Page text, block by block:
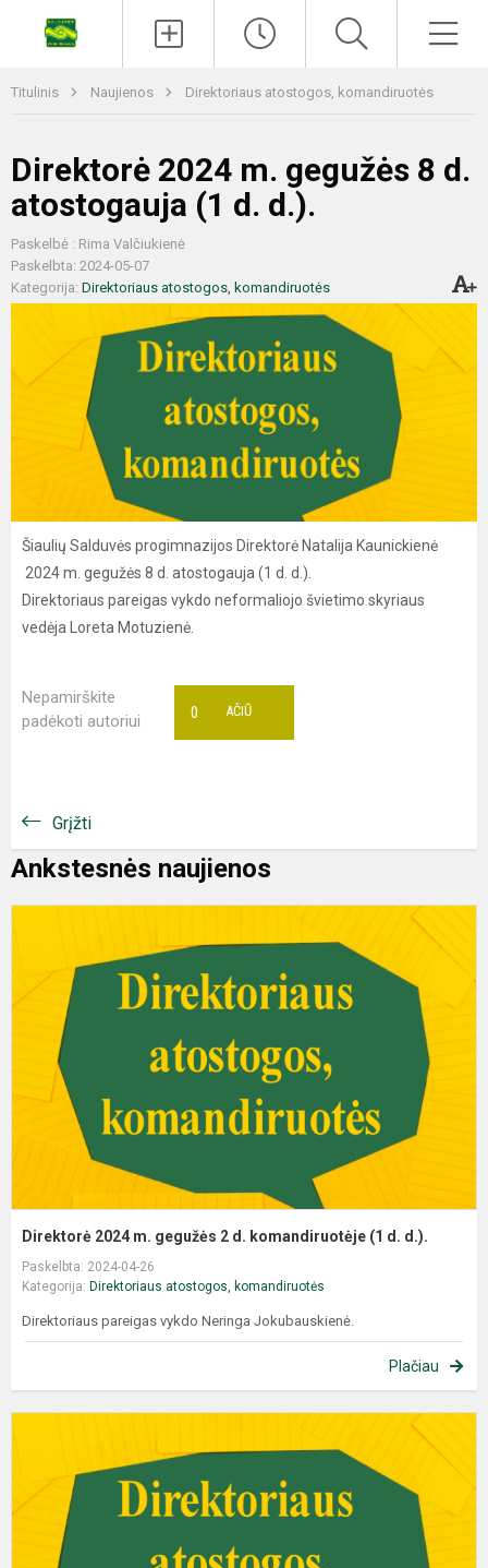
Titulinis Naujienos Direktoriaus atostogos, komandiruotės
Direktorė 2024 m. gegužės 8 d.
atostogauja (1 d. d.).
Paskelbė : Rima Valčiukienė
Paskelbta: 2024-05-07
Kategorija: Direktoriaus atostogos, komandiruotės
Šiaulių Salduvės progimnazijos Direktorė Natalija Kaunickienė
2024 m. gegužės 8 d. atostogauja (1 d. d.).
Direktoriaus pareigas vykdo neformaliojo švietimo skyriaus
vedėja Loreta Motuzienė.
Nepamirškite
padėkoti autoriui
AČIŪ
0
Grįžti
Ankstesnės naujienos
Direktorė 2024 m. gegužės 2 d. komandiruotėje (1 d. d.).
Paskelbta: 2024-04-26
Kategorija: Direktoriaus atostogos, komandiruotės
Direktoriaus pareigas vykdo Neringa Jokubauskienė.
Plačiau